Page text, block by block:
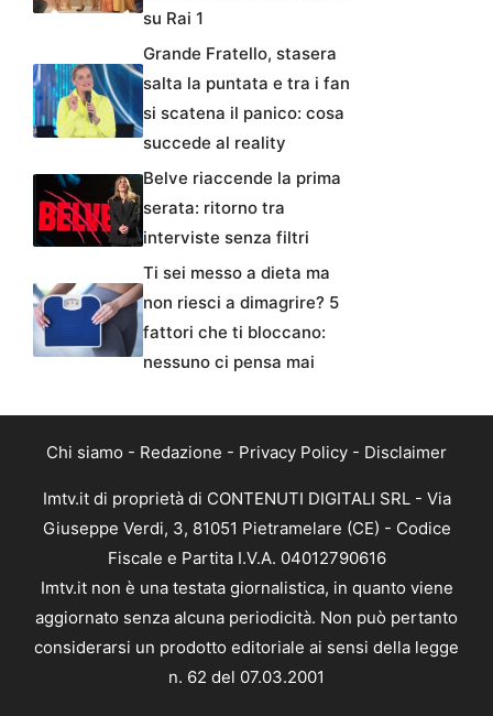
su Rai 1
Grande Fratello, stasera
salta la puntata e tra i fan
si scatena il panico: cosa
succede al reality
Belve riaccende la prima
serata: ritorno tra
interviste senza filtri
Ti sei messo a dieta ma
non riesci a dimagrire? 5
fattori che ti bloccano:
nessuno ci pensa mai
Chi siamo - Redazione - Privacy Policy - Disclaimer
Imtv.it di proprietà di CONTENUTI DIGITALI SRL - Via
Giuseppe Verdi, 3, 81051 Pietramelare (CE) - Codice
Fiscale e Partita I.V.A. 04012790616
Imtv.it non è una testata giornalistica, in quanto viene
aggiornato senza alcuna periodicità. Non può pertanto
considerarsi un prodotto editoriale ai sensi della legge
n. 62 del 07.03.2001